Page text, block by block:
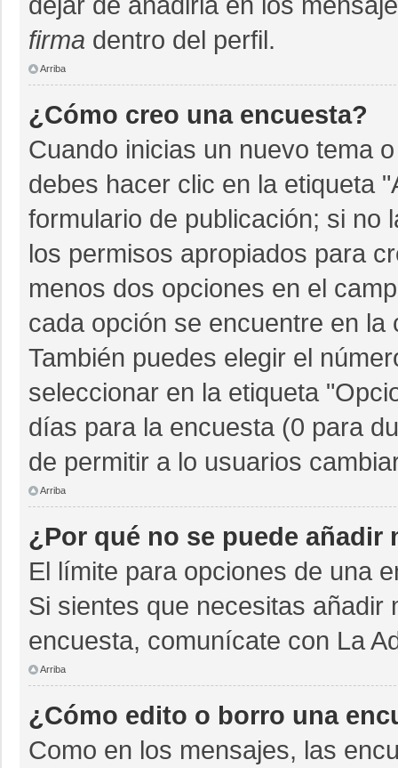
firma dentro del perfil.
Arriba
¿Cómo creo una encuesta?
Cuando inicias un nuevo tema
debes hacer clic en la etiqueta
formulario de publicación; si no
los permisos apropiados para
menos dos opciones en el
cada opción se encuentre en
También puedes elegir el
seleccionar en la etiqueta
días para la encuesta (0 para
de permitir a lo usuarios
Arriba
¿Por qué no se puede añadir
El límite para opciones de una
Si sientes que necesitas añadir
encuesta, comunícate con La
Arriba
¿Cómo edito o borro una
Como en los mensajes, las